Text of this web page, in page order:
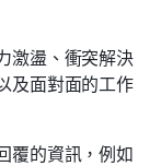
激盪、衝突解決
及面對面的工作
覆的資訊，例如